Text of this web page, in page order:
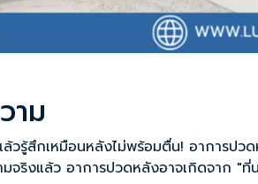
าม
วรู้สึกเหมือนหลังไม่พร้อมตื่น! อาการป
จริงแล้ว อาการปวดหลังอาจเกิดจาก "